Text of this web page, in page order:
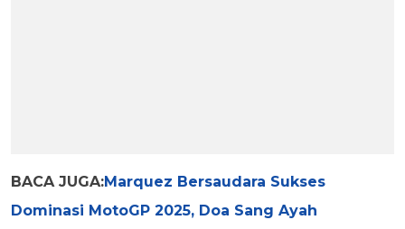
BACA JUGA:Marquez Bersaudara Sukses
Dominasi MotoGP 2025, Doa Sang Ayah